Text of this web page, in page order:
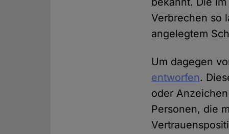
Verbrechen so
angelegtem
Um dagegen
entworfen.
oder
Personen, die